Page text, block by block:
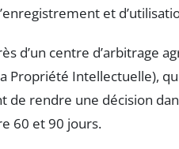
et
d’un centre d’arbitrage
Propriété Intellectuelle),
de rendre une décision
60 et 90 jours.